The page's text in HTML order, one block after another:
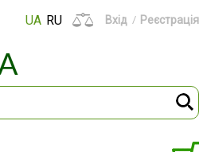
UA RU Вхід Реєстрація